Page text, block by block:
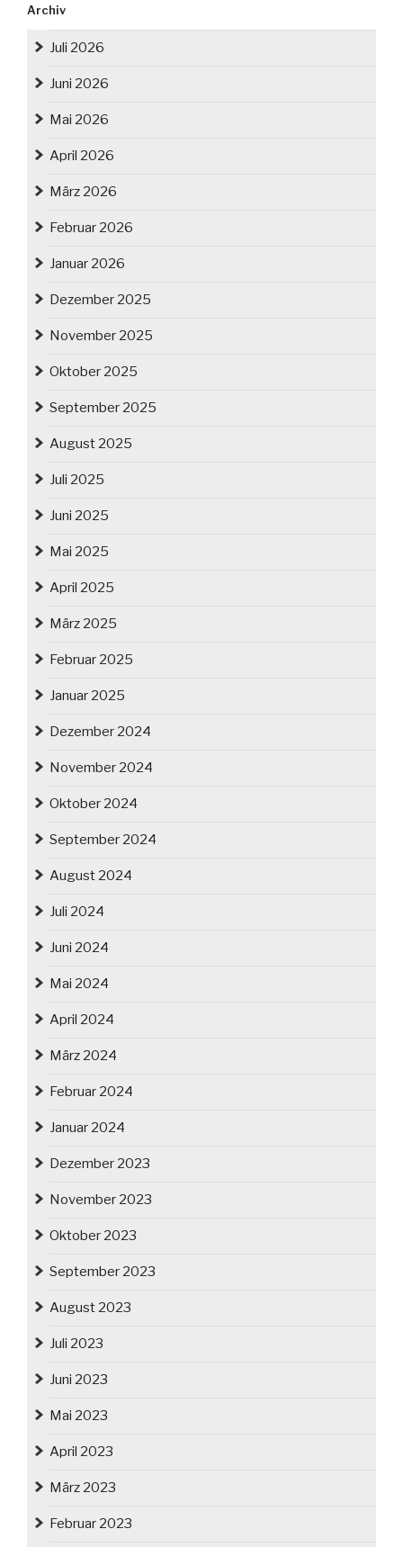
Archiv
Juli 2026
Juni 2026
Mai 2026
April 2026
März 2026
Februar 2026
Januar 2026
Dezember 2025
November 2025
Oktober 2025
September 2025
August 2025
Juli 2025
Juni 2025
Mai 2025
April 2025
März 2025
Februar 2025
Januar 2025
Dezember 2024
November 2024
Oktober 2024
September 2024
August 2024
Juli 2024
Juni 2024
Mai 2024
April 2024
März 2024
Februar 2024
Januar 2024
Dezember 2023
November 2023
Oktober 2023
September 2023
August 2023
Juli 2023
Juni 2023
Mai 2023
April 2023
März 2023
Februar 2023